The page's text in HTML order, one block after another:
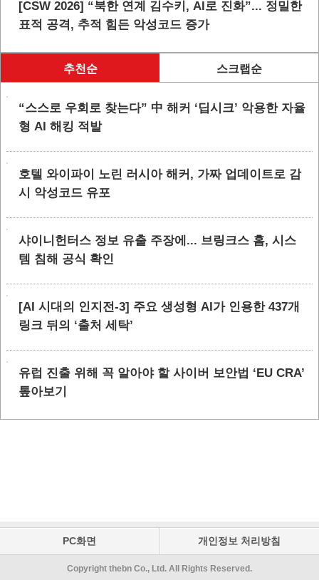
[CSW 2026] “북한 연계 김수키, AI로 진화”... 정밀한
표적 공격, 추적 힘든 악성코드 증가
추천순 스크랩순
“스스로 우회로 찾는다” 中 해커 ‘딥시크’ 악용한 자율
형 AI 해킹 적발
호텔 와이파이 노린 러시아 해커, 가짜 업데이트로 감
시 악성코드 유포
샤이니헌터스 정보 유출 주장에... 브링크스 홈, 시스
템 침해 공식 확인
[AI 시대의 인지전-3] 주요 생성형 AI가 인용한 437개
링크 뒤의 ‘출처 세탁’
유럽 진출 위해 꼭 알아야 할 사이버 보안법 ‘EU CRA’
톺아보기
PC화면 개인정보 처리방침
Copyright thebn Co., Ltd. All Rights Reserved.